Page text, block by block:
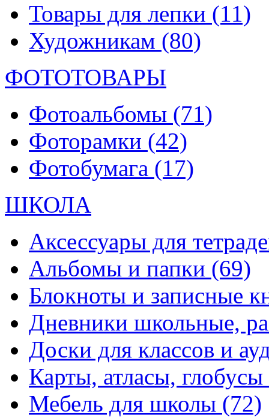
Товары для лепки (11)
Художникам (80)
ФОТОТОВАРЫ
Фотоальбомы (71)
Фоторамки (42)
Фотобумага (17)
ШКОЛА
Аксессуары для
Альбомы и папки (69)
Блокноты и записные
Дневники школьные,
Доски для классов и
Карты, атласы, глобусы
Мебель для школы (72)